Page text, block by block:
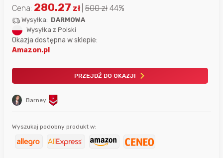
Barney
Cena: 280.27 zł 500zł 44%
Wysyłka: DARMOWA
Wysyłka z Polski
Okazja dostępna w sklepie:
Amazon.pl
PRZEJDŹ DO OKAZJI
Wyszukaj podobny produkt w: